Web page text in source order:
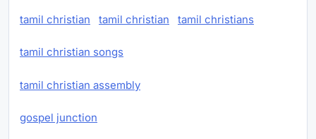
tamil christian tamil christian tamil christians
tamil christian songs
tamil christian assembly
gospel junction